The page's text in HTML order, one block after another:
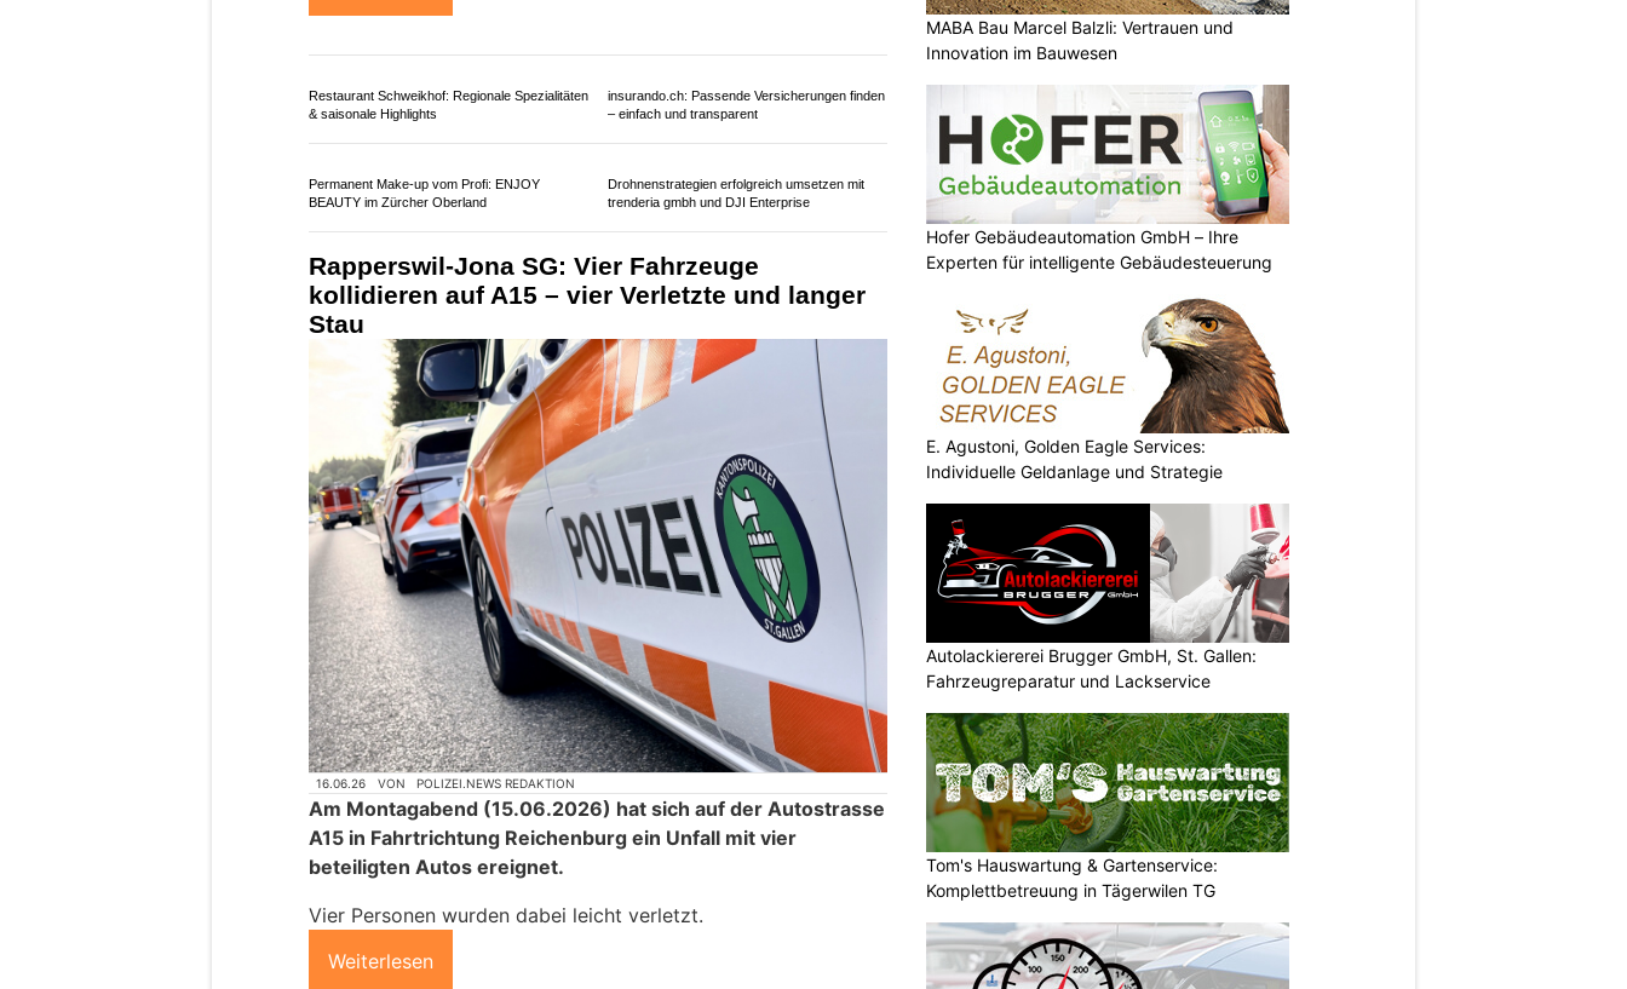
Restaurant Schweikhof: Regionale Spezialitäten
insurando.ch: Passende Versicherungen finden
Permanent Make-up vom Profi: ENJOY
BEAUTY im Zürcher Oberland
Drohnenstrategien erfolgreich umsetzen mit
trenderia gmbh und DJI Enterprise
Rapperswil-Jona SG: Vier Fahrzeuge
kollidieren auf A15 – vier Verletzte und langer
Stau
MABA Bau Marcel Balzli: Vertrauen und
Innovation im Bauwesen
Hofer Gebäudeautomation GmbH – Ihre
Experten für intelligente Gebäudesteuerung
E. Agustoni, Golden Eagle Services:
Individuelle Geldanlage und Strategie
Autolackiererei Brugger GmbH, St. Gallen:
Fahrzeugreparatur und Lackservice
Tom's Hauswartung & Gartenservice:
Komplettbetreuung in Tägerwilen TG